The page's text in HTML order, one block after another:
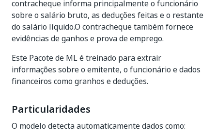
contracheque informa principalmente o funcionário
sobre o salário bruto, as deduções feitas e o restante
do salário líquido.O contracheque também fornece
evidências de ganhos e prova de emprego.
Este Pacote de ML é treinado para extrair
informações sobre o emitente, o funcionário e dados
financeiros como granhos e deduções.
Particularidades
O modelo detecta automaticamente dados como: